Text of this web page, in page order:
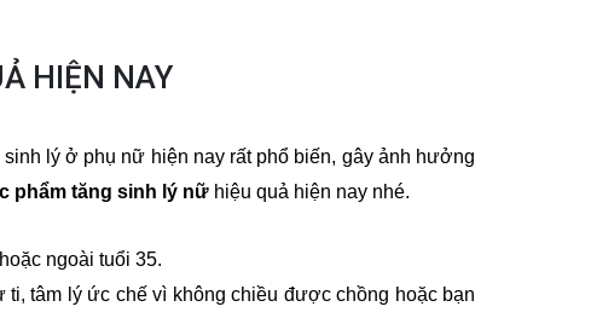
HIỆN NAY
lý ở phụ nữ hiện nay rất phổ biến, gây ảnh hưởng
phẩm tăng sinh lý nữ hiệu quả hiện nay nhé.
ngoài tuổi 35.
tâm lý ức chế vì không chiều được chồng hoặc bạn